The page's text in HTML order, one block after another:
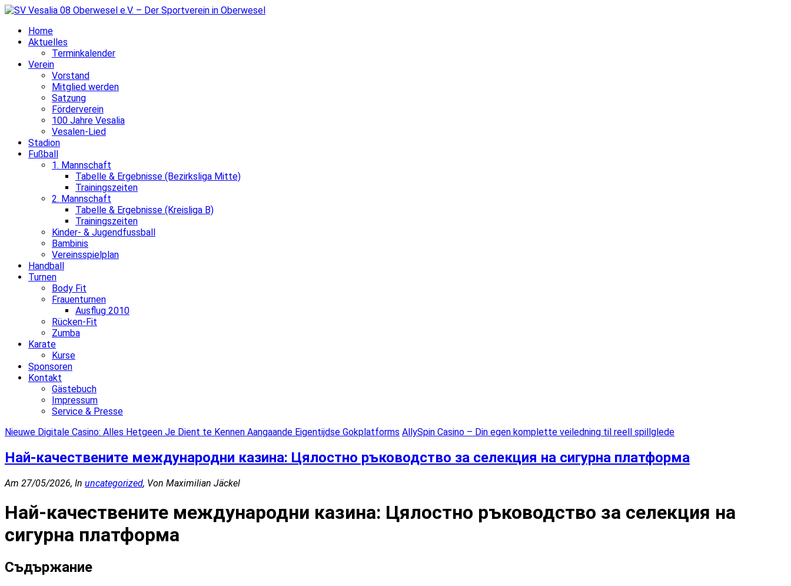
Home
Aktuelles
Terminkalender
Verein
Vorstand
Mitglied werden
Satzung
Förderverein
100 Jahre Vesalia
Vesalen-Lied
Stadion
Fußball
1. Mannschaft
Tabelle & Ergebnisse (Bezirksliga Mitte)
Trainingszeiten
2. Mannschaft
Tabelle & Ergebnisse (Kreisliga B)
Trainingszeiten
Kinder- & Jugendfussball
Bambinis
Vereinsspielplan
Handball
Turnen
Body Fit
Frauenturnen
Ausflug 2010
Rücken-Fit
Zumba
Karate
Kurse
Sponsoren
Kontakt
Gästebuch
Impressum
Service & Presse
Nieuwe Digitale Casino: Alles Hetgeen Je Dient te Kennen Aangaande Eigentijdse Gokplatforms AllySpin Casino – Din egen komplette veiledning til reell spillglede
Най-качествените международни казина: Цялостно ръководство за селекция на сигурна платформа
Am 27/05/2026, In uncategorized, Von Maximilian Jäckel
Най-качествените международни казина: Цялостно ръководство за селекция на
сигурна платформа
Съдържание